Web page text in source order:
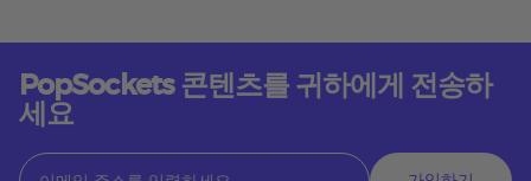
PopSockets 콘텐츠를 귀하에게 전송하
세요